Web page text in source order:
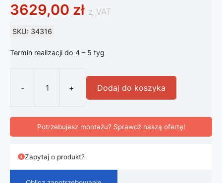
3629,00 zł z_VAT
SKU: 34316
Termin realizacji do 4 – 5 tyg
-
ilość Lampa Artemide Demetra
+ Dodaj do koszyka
Potrzebujesz montażu? Sprawdź naszą ofertę!
Zapytaj o produkt?